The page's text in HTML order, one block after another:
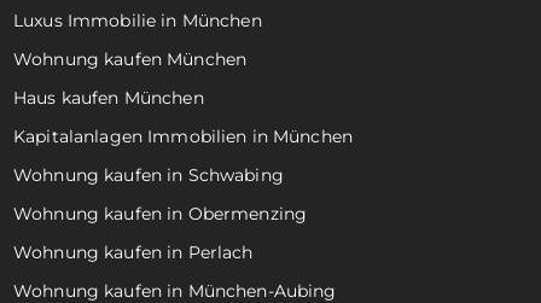
Luxus Immobilie in München
Wohnung kaufen München
Haus kaufen München
Kapitalanlagen Immobilien in München
Wohnung kaufen in Schwabing
Wohnung kaufen in Obermenzing
Wohnung kaufen in Perlach
Wohnung kaufen in München-Aubing